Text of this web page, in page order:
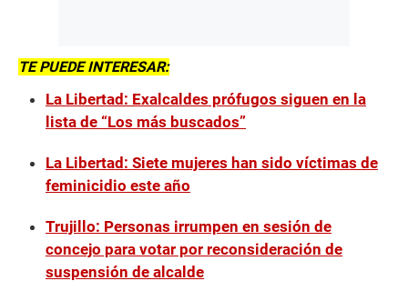
TE PUEDE INTERESAR:
La Libertad: Exalcaldes prófugos siguen en la
lista de “Los más buscados”
La Libertad: Siete mujeres han sido víctimas de
feminicidio este año
Trujillo: Personas irrumpen en sesión de
concejo para votar por reconsideración de
suspensión de alcalde